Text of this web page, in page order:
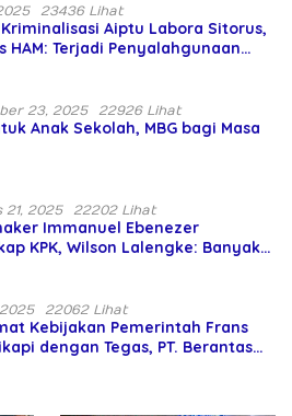
23436 Lihat
Aiptu Labora Sitorus,
HAM: Terjadi Penyalahgunaan
23, 2025 22926 Lihat
Anak Sekolah, MBG bagi Masa
21, 2025 22202 Lihat
Immanuel Ebenezer
KPK, Wilson Lalengke: Banyak
22062 Lihat
Kebijakan Pemerintah Frans
dengan Tegas, PT. Berantas